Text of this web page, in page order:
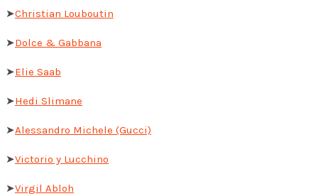
➤Christian Louboutin
➤Dolce & Gabbana
➤Elie Saab
➤Hedi Slimane
➤Alessandro Michele (Gucci)
➤Victorio y Lucchino
➤Virgil Abloh